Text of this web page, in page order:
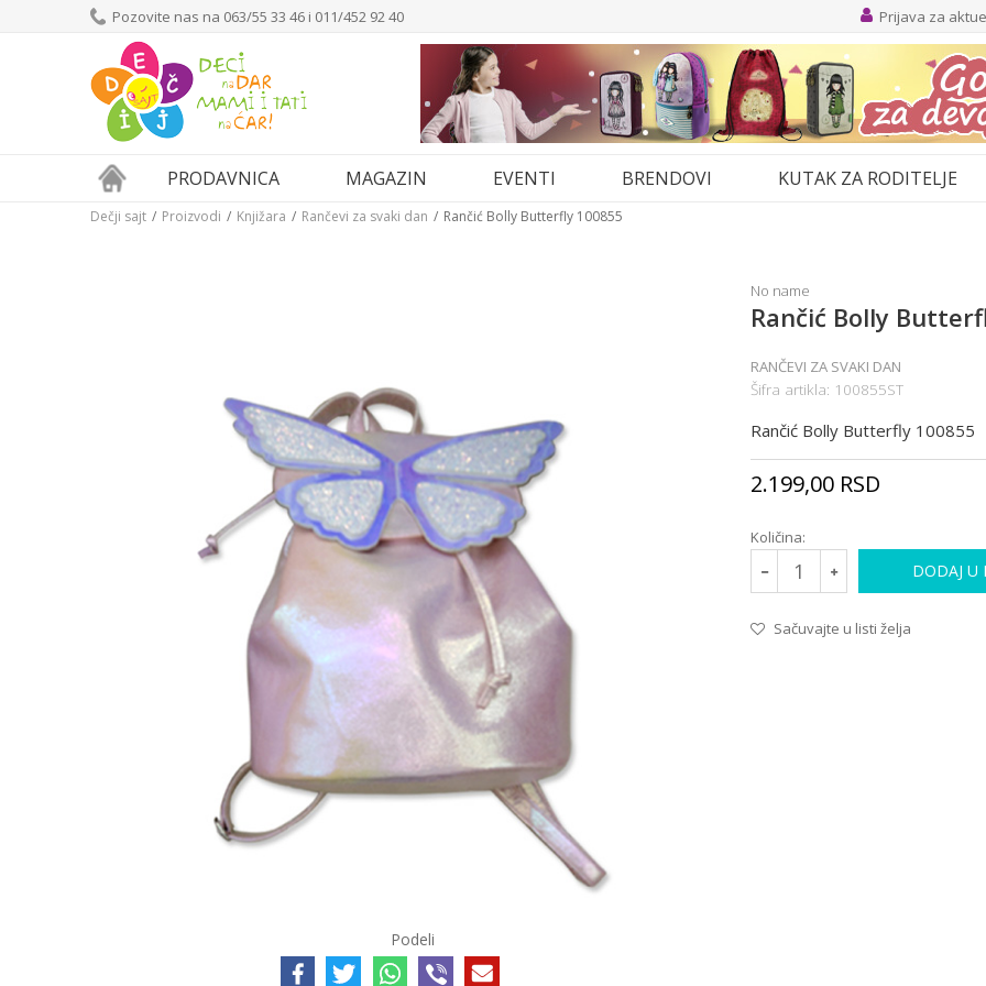
Pozovite nas na 063/55 33 46 i 011/452 92 40 Prijava za
PRODAVNICA MAGAZIN EVENTI BRENDOVI KUTAK ZA RODITELJE
Dečji sajt Proizvodi Knjižara Rančevi za svaki dan Rančić Bolly Butterfly 100855
Podeli
No name
Rančić Bolly
RANČEVI ZA SVAKI DAN
Šifra artikla: 100855ST
Rančić Bolly Butterfly 100855
2.199,00 RSD
Količina:
DODAJ U
Sačuvajte u listi želja